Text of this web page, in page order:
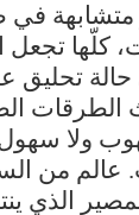
متشابهة في
كلّها تجعل
تحليق
الطرقات
ولا
عالم من
الذي